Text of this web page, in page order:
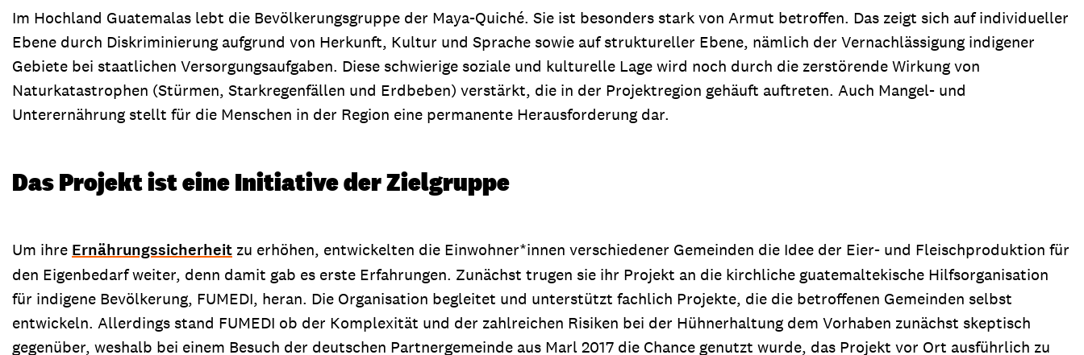
Im Hochland Guatemalas lebt die Bevölkerungsgruppe der Maya-Quiché. Sie ist besonders stark von Armut betroffen. Das zeigt sich auf individueller
Ebene durch Diskriminierung aufgrund von Herkunft, Kultur und Sprache sowie auf struktureller Ebene, nämlich der Vernachlässigung indigener
Gebiete bei staatlichen Versorgungsaufgaben. Diese schwierige soziale und kulturelle Lage wird noch durch die zerstörende Wirkung von
Naturkatastrophen (Stürmen, Starkregenfällen und Erdbeben) verstärkt, die in der Projektregion gehäuft auftreten. Auch Mangel- und
Unterernährung stellt für die Menschen in der Region eine permanente Herausforderung dar.
Das Projekt ist eine Initiative der Zielgruppe
Um ihre Ernährungssicherheit zu erhöhen, entwickelten die Einwohner*innen verschiedener Gemeinden die Idee der Eier- und Fleischproduktion für
den Eigenbedarf weiter, denn damit gab es erste Erfahrungen. Zunächst trugen sie ihr Projekt an die kirchliche guatemaltekische Hilfsorganisation
für indigene Bevölkerung, FUMEDI, heran. Die Organisation begleitet und unterstützt fachlich Projekte, die die betroffenen Gemeinden selbst
entwickeln. Allerdings stand FUMEDI ob der Komplexität und der zahlreichen Risiken bei der Hühnerhaltung dem Vorhaben zunächst skeptisch
gegenüber, weshalb bei einem Besuch der deutschen Partnergemeinde aus Marl 2017 die Chance genutzt wurde, das Projekt vor Ort ausführlich zu